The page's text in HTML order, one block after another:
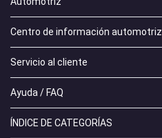
Centro de información automotriz
Servicio al cliente
Ayuda / FAQ
ÍNDICE DE CATEGORÍAS